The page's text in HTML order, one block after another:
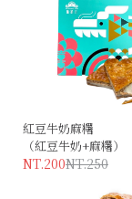
紅豆牛奶麻糬
（紅豆牛奶+麻糬）
NT.200NT.250